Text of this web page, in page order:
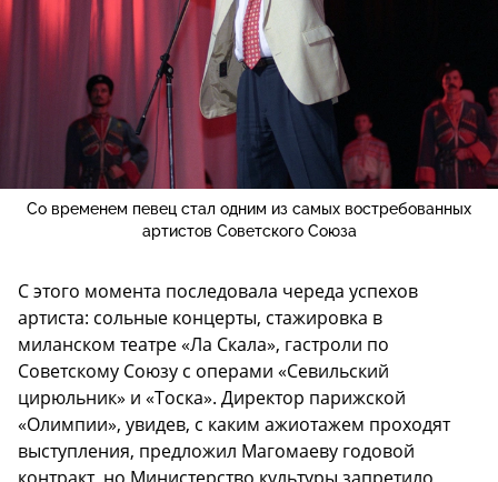
Со временем певец стал одним из самых востребованных
артистов Советского Союза
С этого момента последовала череда успехов
артиста: сольные концерты, стажировка в
миланском театре «Ла Скала», гастроли по
Советскому Союзу с операми «Севильский
цирюльник» и «Тоска». Директор парижской
«Олимпии», увидев, с каким ажиотажем проходят
выступления, предложил Магомаеву годовой